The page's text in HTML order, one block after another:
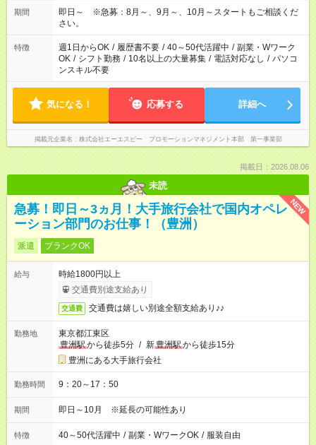
期間
即日～ ※急募：8月～、9月～、10月～スタートもご相談くだ
さい。
特徴 週1日からOK / 履歴書不要 / 40～50代活躍中 / 副業・Wワーク
OK / シフト勤務 / 10名以上の大量募集 / 電話対応なし / パソコ
ンスキル不要
気になる！ 応募する 詳細へ
掲載元企業名 株式会社エーエスピー プロモーションマネジメント本部 第一事業部
掲載日：2026.08.06
未読
NEW
急募！即日～3ヵ月！大手旅行会社で国内オペレ
ーション部門のお仕事！（豊洲）
派遣 ブランクOK
給与
時給1800円以上
交通費別途支給あり
交通費 交通費は嬉しい別途全額支給あり♪♪
勤務地
東京都江東区
豊洲駅から徒歩5分 / 新豊洲駅から徒歩15分
豊洲にある大手旅行会社
勤務時間 9：20～17：50
期間 即日～10月 ※延長の可能性あり
特徴 40～50代活躍中 / 副業・WワークOK / 服装自由